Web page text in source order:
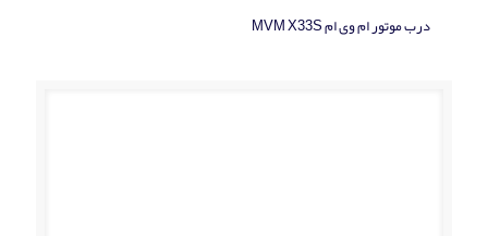
درب موتور ام وی ام MVM X33S